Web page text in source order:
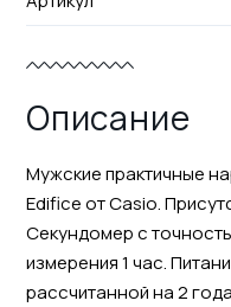
Описание
Мужские практичные
Edifice от Casio.
Секундомер с
измерения 1 час.
рассчитанной на 2